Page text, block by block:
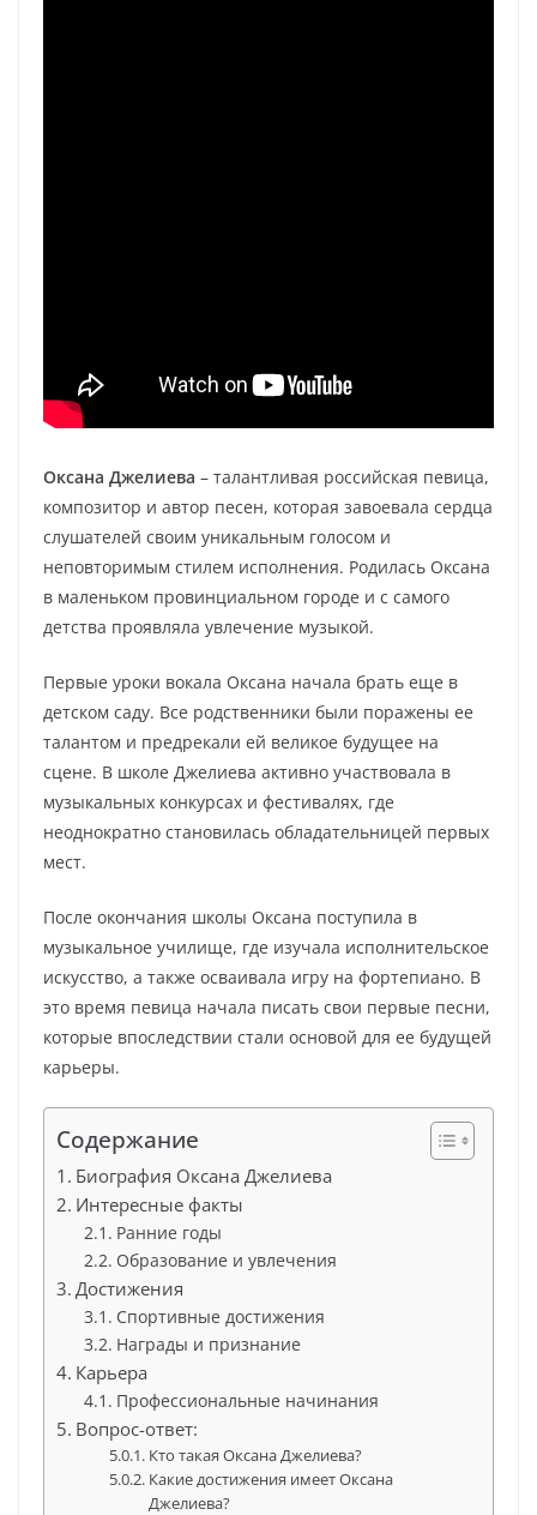
Оксана Джелиева – талантливая российская певица,
композитор и автор песен, которая завоевала сердца
слушателей своим уникальным голосом и
неповторимым стилем исполнения. Родилась Оксана
в маленьком провинциальном городе и с самого
детства проявляла увлечение музыкой.
Первые уроки вокала Оксана начала брать еще в
детском саду. Все родственники были поражены ее
талантом и предрекали ей великое будущее на
сцене. В школе Джелиева активно участвовала в
музыкальных конкурсах и фестивалях, где
неоднократно становилась обладательницей первых
мест.
После окончания школы Оксана поступила в
музыкальное училище, где изучала исполнительское
искусство, а также осваивала игру на фортепиано. В
это время певица начала писать свои первые песни,
которые впоследствии стали основой для ее будущей
карьеры.
Содержание
Биография Оксана Джелиева
Интересные факты
Ранние годы
Образование и увлечения
Достижения
Спортивные достижения
Награды и признание
Карьера
Профессиональные начинания
Вопрос-ответ:
Кто такая Оксана Джелиева?
Какие достижения имеет Оксана
Джелиева?